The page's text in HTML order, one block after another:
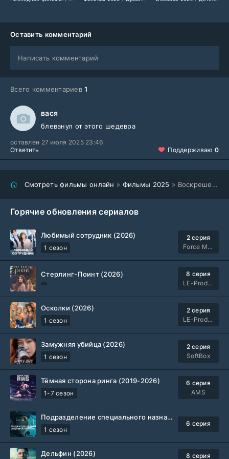
Оставить комментарий
Написать комментарий
Всего комментариев1
вася
блеванул от этого шедевра
оставлен 27 июля 2025 23:46
Ответить
Поддерживаю 0
Смотреть фильмы онлайн » Фильмы 2025 » Воскрешение (2025)
Горячие обновления сериалов
Любимый сотрудник (2026)
1 сезон
2 серия
Force Media
Стерлинг-Поинт (2026)
8 серия
LE-Production
Осколки (2026)
1 сезон
2 серия
LE-Production
Замужняя убийца (2026)
1 сезон
2 серия
SoftBox
Тёмная сторона ринга (2019-2026)
1-7 сезон
6 серия
AMS
Подразделение специального назначения (2026)
1 сезон
6 серия
Дельфин (2026)
8 серия